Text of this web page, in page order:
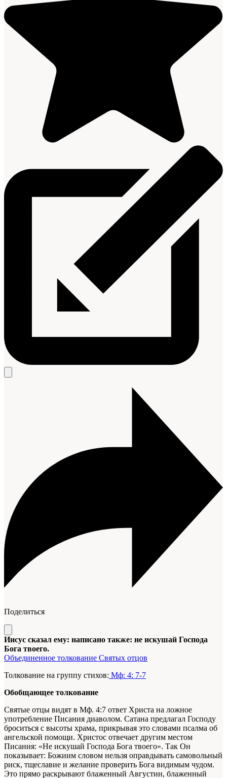
Поделиться
Иисус сказал ему: написано также: не искушай Господа
Бога твоего.
Объединенное толкование Святых отцов
Толкование на группу стихов: Мф: 4: 7-7
Обобщающее толкование
Святые отцы видят в Мф. 4:7 ответ Христа на ложное
употребление Писания диаволом. Сатана предлагал Господу
броситься с высоты храма, прикрывая это словами псалма об
ангельской помощи. Христос отвечает другим местом
Писания: «Не искушай Господа Бога твоего». Так Он
показывает: Божиим словом нельзя оправдывать самовольный
риск, тщеславие и желание проверить Бога видимым чудом.
Это прямо раскрывают блаженный Августин, блаженный